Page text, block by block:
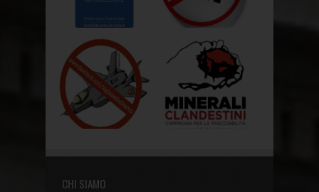
CHI SIAMO